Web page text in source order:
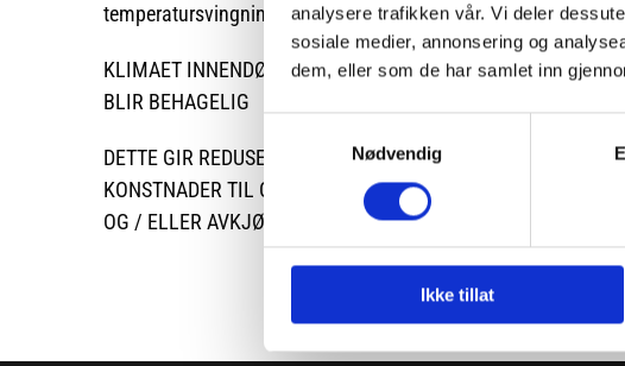
analysere trafikken vår. Vi deler
sosiale medier, annonsering og
dem, eller som de har samlet inn
Nødvendig
Ikke tillat
temperatursvingninger enn lette etasjeskiller.
KLIMAET INNENDØRS
BLIR BEHAGELIG
DETTE GIR REDUSERTE
KONSTNADER TIL OPPVARMING
OG / ELLER AVKJØLING AV BYGGET